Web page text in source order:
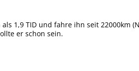
1,9 TID und fahre ihn seit 22000km
er schon sein.